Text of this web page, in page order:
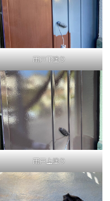
雨戸下塗り
雨戸上塗り